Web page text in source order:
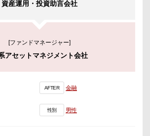
資産運用・投資助言会社
[ファンドマネージャー]
アセットマネジメント会社
AFTER 金融
性別 男性